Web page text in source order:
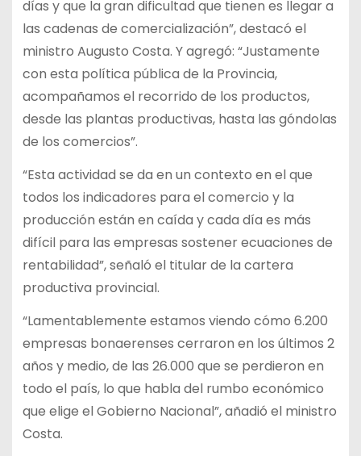
días y que la gran dificultad que tienen es llegar a
las cadenas de comercialización”, destacó el
ministro Augusto Costa. Y agregó: “Justamente
con esta política pública de la Provincia,
acompañamos el recorrido de los productos,
desde las plantas productivas, hasta las góndolas
de los comercios”.
“Esta actividad se da en un contexto en el que
todos los indicadores para el comercio y la
producción están en caída y cada día es más
difícil para las empresas sostener ecuaciones de
rentabilidad”, señaló el titular de la cartera
productiva provincial.
“Lamentablemente estamos viendo cómo 6.200
empresas bonaerenses cerraron en los últimos 2
años y medio, de las 26.000 que se perdieron en
todo el país, lo que habla del rumbo económico
que elige el Gobierno Nacional”, añadió el ministro
Costa.